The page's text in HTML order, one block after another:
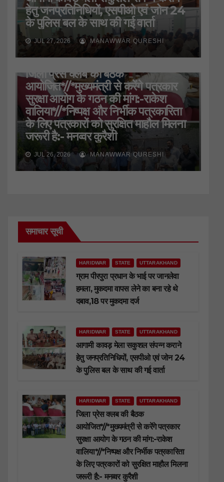
हेतु जनप्रतिनिधियों, एसपीओ एवं जोन 24
के पुलिस बल के साथ की गई वार्ता
JUL 27, 2026 MANAWWAR QURESHI
जिला प्रेस क्लब की बैठक
आयोजित*//*मुख्यमंत्री से करेंगे पत्रकार
सुरक्षा आयोग के गठन की मांग:-राकेश
वालिया*//*निष्पक्ष और निर्भीक पत्रकारिता
के लिए पत्रकारों को सुरक्षित माहौल मिलना
जरूरी है:- मनव्वर कुरैशी
JUL 26, 2026 MANAWWAR QURESHI
समाचार सूची
HARIDWAR STATE UTTARAKHAND
ग्राम पीरपुरा प्रधान के भाई पर जानलेवा
हमला, मुकदमा वापस लेने का बना रहे थे
दबाव,18 पर मुकदमा दर्ज
HARIDWAR STATE UTTARAKHAND
आगामी कावड़ मेला सकुशल संपन्न कराने
हेतु जनप्रतिनिधियों, एसपीओ एवं जोन 24
के पुलिस बल के साथ की गई वार्ता
HARIDWAR STATE UTTARAKHAND
जिला प्रेस क्लब की बैठक
आयोजित*//*मुख्यमंत्री से करेंगे पत्रकार
सुरक्षा आयोग के गठन की मांग:-राकेश
वालिया*//*निष्पक्ष और निर्भीक पत्रकारिता
के लिए पत्रकारों को सुरक्षित माहौल मिलना
जरूरी है:- मनव्वर कुरैशी